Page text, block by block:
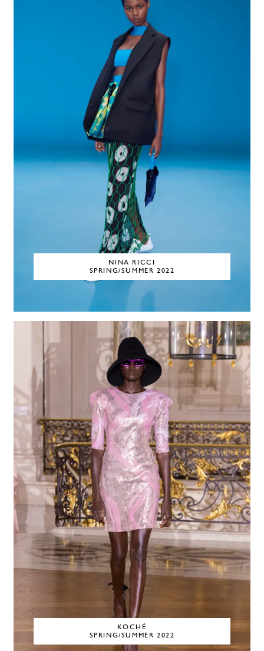
NINA RICCI
SPRING/SUMMER 2022
KOCHÉ
SPRING/SUMMER 2022